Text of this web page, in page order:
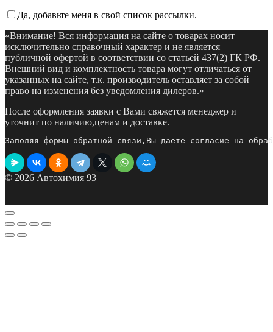
Да, добавьте меня в свой список рассылки.
«Внимание! Вся информация на сайте о товарах носит
исключительно справочный характер и не является
публичной офертой в соответствии со статьей 437(2) ГК РФ.
Внешний вид и комплектность товара могут отличаться от
указанных на сайте, т.к. производитель оставляет за собой
право на изменения без уведомления дилеров.»
После оформления заявки с Вами свяжется менеджер и
уточнит по наличию,ценам и доставке.
Заполяя формы обратной связи,Вы даете согласие на
© 2026 Автохимия 93